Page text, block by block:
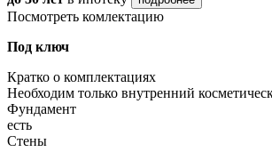
Посмотреть комлектацию
Под ключ
Кратко о комплектациях
Необходим только внутренний
Фундамент
есть
Стены